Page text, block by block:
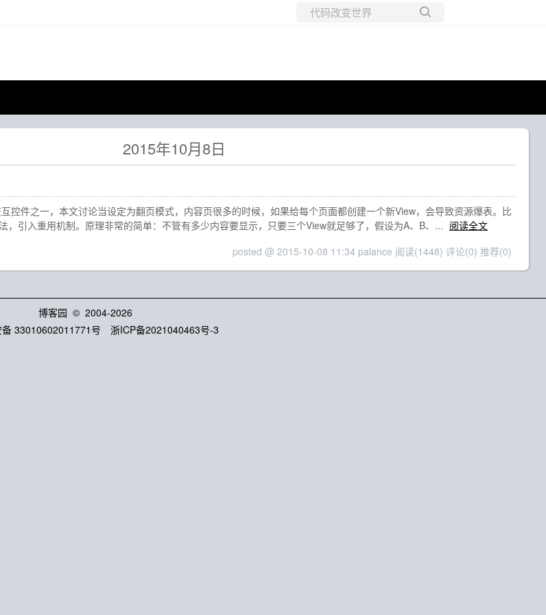
2015年10月8日
控件之一，本文讨论当设定为翻页模式，内容页很多的时候，如果给每个页面都创建一个新View，会导致资源爆表。比
，引入重用机制。原理非常的简单：不管有多少内容要显示，只要三个View就足够了，假设为A、B、... 阅读全文
posted @ 2015-10-08 11:34 palance 阅读(1448) 评论(0) 推荐(0)
博客园 © 2004-2026
33010602011771号
浙ICP备2021040463号-3